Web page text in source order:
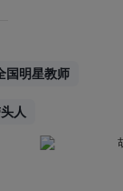
国明星教师
人